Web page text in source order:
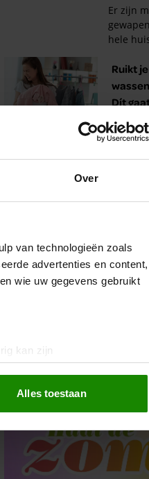
Over
van technologieën zoals
advertenties en content,
wie uw gegevens gebruikt
kan zijn
te bieden en om ons
partners voor social
informatie die u aan ze heeft
Alles toestaan